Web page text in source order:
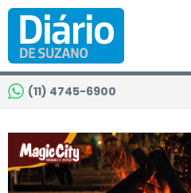
(11) 4745-6900